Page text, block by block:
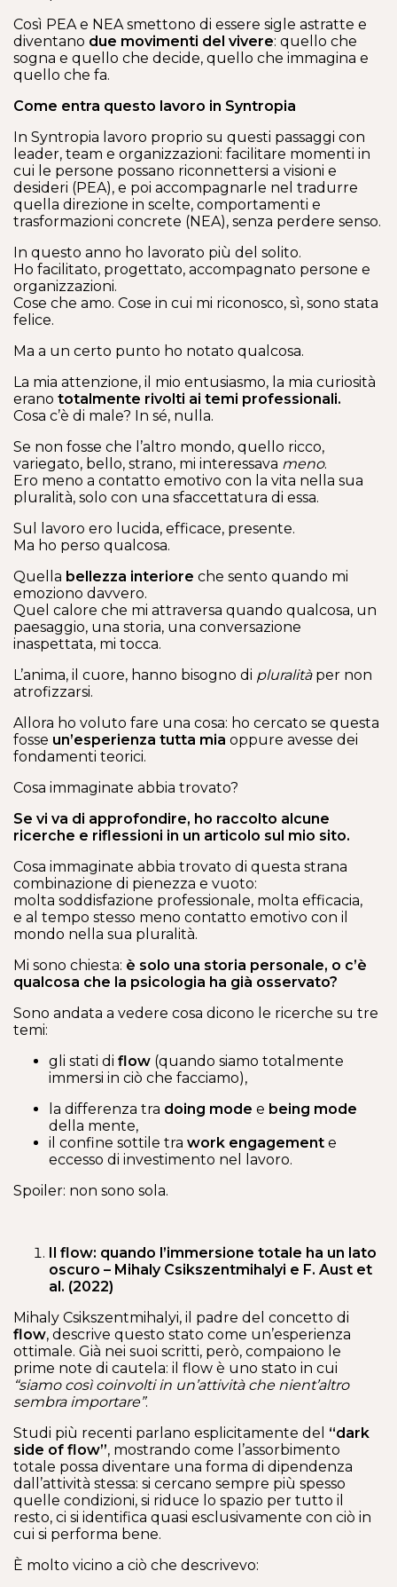
Così PEA e NEA smettono di essere sigle astratte e
diventano due movimenti del vivere: quello che
sogna e quello che decide, quello che immagina e
quello che fa.
Come entra questo lavoro in Syntropia
In Syntropia lavoro proprio su questi passaggi con
leader, team e organizzazioni: facilitare momenti in
cui le persone possano riconnettersi a visioni e
desideri (PEA), e poi accompagnarle nel tradurre
quella direzione in scelte, comportamenti e
trasformazioni concrete (NEA), senza perdere senso.
In questo anno ho lavorato più del solito.
Ho facilitato, progettato, accompagnato persone e
organizzazioni.
Cose che amo. Cose in cui mi riconosco, sì, sono stata
felice.
Ma a un certo punto ho notato qualcosa.
La mia attenzione, il mio entusiasmo, la mia curiosità
erano totalmente rivolti ai temi professionali.
Cosa c’è di male? In sé, nulla.
Se non fosse che l’altro mondo, quello ricco,
variegato, bello, strano, mi interessava meno.
Ero meno a contatto emotivo con la vita nella sua
pluralità, solo con una sfaccettatura di essa.
Sul lavoro ero lucida, efficace, presente.
Ma ho perso qualcosa.
Quella bellezza interiore che sento quando mi
emoziono davvero.
Quel calore che mi attraversa quando qualcosa, un
paesaggio, una storia, una conversazione
inaspettata, mi tocca.
L’anima, il cuore, hanno bisogno di pluralitàper non
atrofizzarsi.
Allora ho voluto fare una cosa: ho cercato se questa
fosse un’esperienza tutta mia oppure avesse dei
fondamenti teorici.
Cosa immaginate abbia trovato?
Se vi va di approfondire, ho raccolto alcune
ricerche e riflessioni in un articolo sul mio sito.
Cosa immaginate abbia trovato di questa strana
combinazione di pienezza e vuoto:
molta soddisfazione professionale, molta efficacia,
e al tempo stesso meno contatto emotivo con il
mondo nella sua pluralità.
Mi sono chiesta: è solo una storia personale, o c’è
qualcosa che la psicologia ha già osservato?
Sono andata a vedere cosa dicono le ricerche su tre
temi:
gli stati di flow (quando siamo totalmente
immersi in ciò che facciamo),
la differenza tra doing mode e being mode
della mente,
il confine sottile tra work engagement e
eccesso di investimento nel lavoro.
Spoiler: non sono sola.
Il flow: quando l’immersione totale ha un lato
oscuro – Mihaly Csikszentmihalyi e F. Aust et
al. (2022)
Mihaly Csikszentmihalyi, il padre del concetto di
flow, descrive questo stato come un’esperienza
ottimale. Già nei suoi scritti, però, compaiono le
prime note di cautela: il flow è uno stato in cui
“siamo così coinvolti in un’attività che nient’altro
sembra importare”.
Studi più recenti parlano esplicitamente del “dark
side of flow”, mostrando come l’assorbimento
totale possa diventare una forma di dipendenza
dall’attività stessa: si cercano sempre più spesso
quelle condizioni, si riduce lo spazio per tutto il
resto, ci si identifica quasi esclusivamente con ciò in
cui si performa bene.
È molto vicino a ciò che descrivevo: